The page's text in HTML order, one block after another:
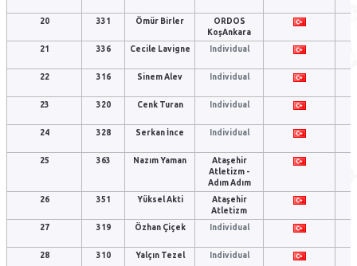
20 331 Ömür Birler
ORDOS
KoşAnkara
21
336 Cecile Lavigne Individual
22 316 Sinem Alev Individual
23 320 Cenk Turan Individual
24 328 Serkan İnce Individual
25 363 Nazım Yaman
Ataşehir
Atletizm -
Adım Adım
26
351 Yüksel Akti
Ataşehir
Atletizm
27
319 Özhan Çiçek Individual
28 310 Yalçın Tezel Individual